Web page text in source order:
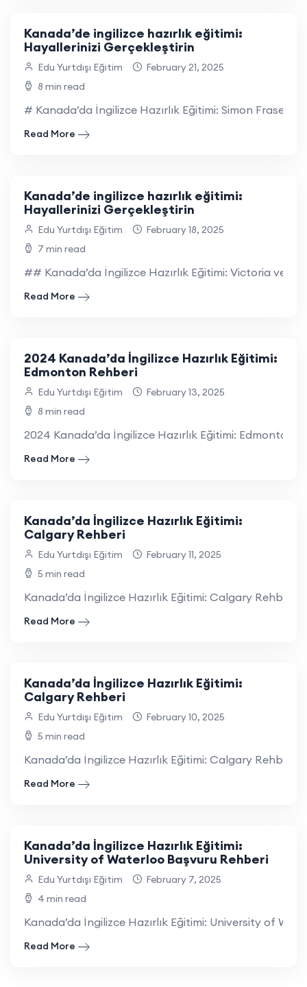
Kanada’de ingilizce hazırlık eğitimi:
Hayallerinizi Gerçekleştirin
Edu Yurtdışı Eğitim
February 21, 2025
8 min read
# Kanada’da İngilizce Hazırlık Eğitimi: Simon Fraser
Read More
Kanada’de ingilizce hazırlık eğitimi:
Hayallerinizi Gerçekleştirin
Edu Yurtdışı Eğitim
February 18, 2025
7 min read
## Kanada’da İngilizce Hazırlık Eğitimi: Victoria ve
Read More
2024 Kanada’da İngilizce Hazırlık Eğitimi:
Edmonton Rehberi
Edu Yurtdışı Eğitim
February 13, 2025
8 min read
2024 Kanada’da İngilizce Hazırlık Eğitimi: Edmonton
Read More
Kanada’da İngilizce Hazırlık Eğitimi:
Calgary Rehberi
Edu Yurtdışı Eğitim
February 11, 2025
5 min read
Kanada’da İngilizce Hazırlık Eğitimi: Calgary
Read More
Kanada’da İngilizce Hazırlık Eğitimi:
Calgary Rehberi
Edu Yurtdışı Eğitim
February 10, 2025
5 min read
Kanada’da İngilizce Hazırlık Eğitimi: Calgary
Read More
Kanada’da İngilizce Hazırlık Eğitimi:
University of Waterloo Başvuru Rehberi
Edu Yurtdışı Eğitim
February 7, 2025
4 min read
Kanada’da İngilizce Hazırlık Eğitimi: University of
Read More